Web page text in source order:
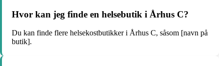
Hvor kan jeg finde en helsebutik i Århus C?
Du kan finde flere helsekostbutikker i Århus C, såsom [navn på
butik].